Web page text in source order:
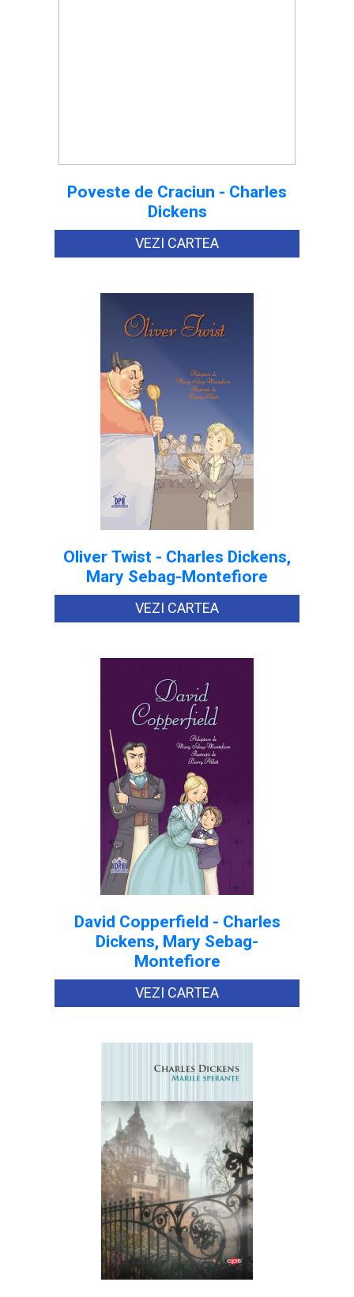
Poveste de Craciun - Charles
Dickens
VEZI CARTEA
Oliver Twist - Charles Dickens,
Mary Sebag-Montefiore
VEZI CARTEA
David Copperfield - Charles
Dickens, Mary Sebag-
Montefiore
VEZI CARTEA